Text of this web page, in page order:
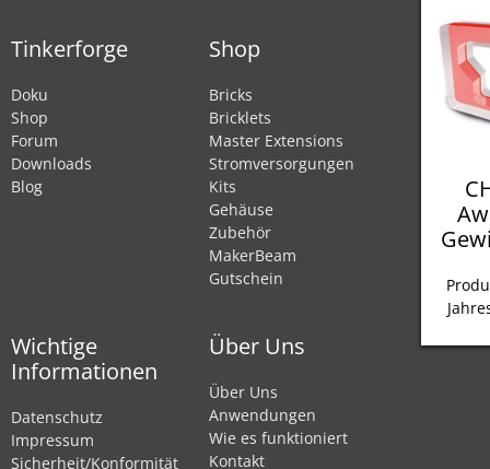
Tinkerforge
Doku
Shop
Forum
Downloads
Blog
Shop
Bricks
Bricklets
Master Extensions
Stromversorgungen
Kits
Gehäuse
Zubehör
MakerBeam
Gutschein
Wichtige
Informationen
Datenschutz
Impressum
Sicherheit/Konformität
Über Uns
Über Uns
Anwendungen
Wie es funktioniert
Kontakt